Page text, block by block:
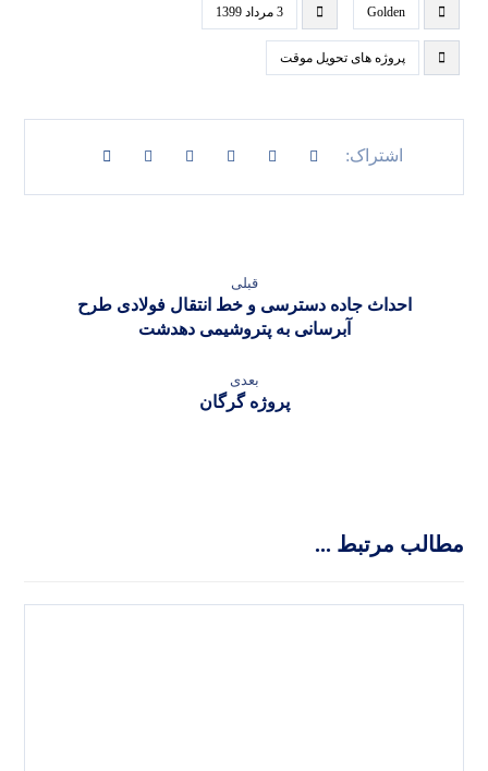
Golden 3 مرداد 1399
پروژه های تحویل موقت
قبلی
احداث جاده دسترسی و خط انتقال فولادی طرح
آبرسانی به پتروشیمی دهدشت
بعدی
پروژه گرگان
مطالب مرتبط ...